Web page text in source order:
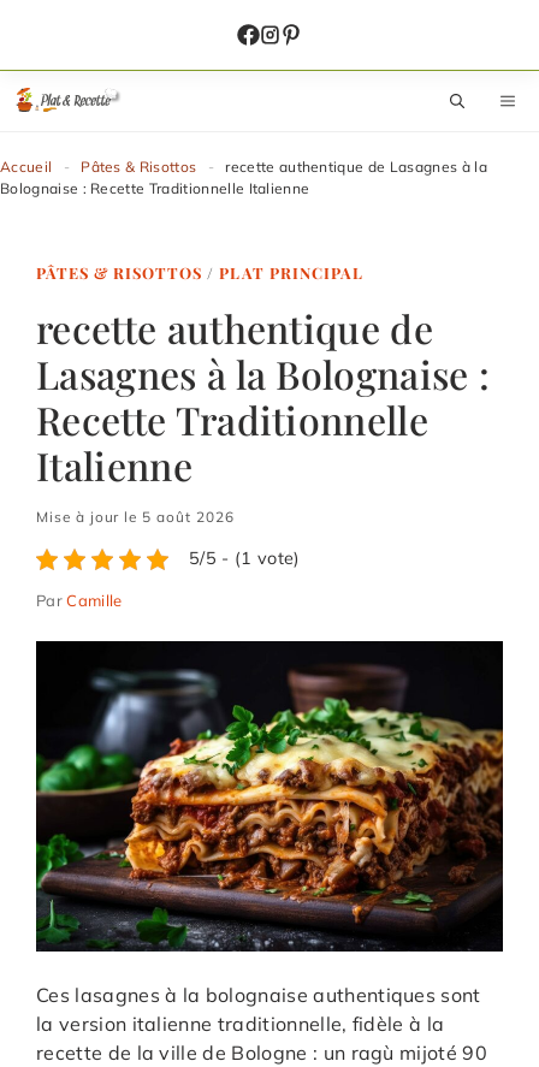
contenu
Accueil - Pâtes & Risottos -
recette authentique de Lasagnes à la
Bolognaise : Recette Traditionnelle Italienne
PÂTES & RISOTTOS /PLAT PRINCIPAL
recette authentique de
Lasagnes à la Bolognaise :
Recette Traditionnelle
Italienne
Mise à jour le 5 août 2026
5/5 - (1 vote)
ParCamille
Ces lasagnes à la bolognaise authentiques sont
la version italienne traditionnelle, fidèle à la
recette de la ville de Bologne : un ragù mijoté 90